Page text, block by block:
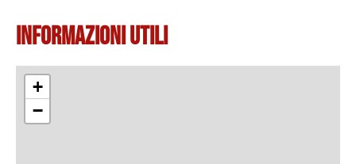
Informazioni Utili
+
−